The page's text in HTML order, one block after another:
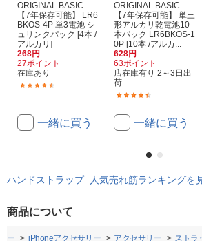
ORIGINAL BASIC
【7年保存可能】 LR6
BKOS-4P 単3電池 シ
ュリンクパック [4本 /
アルカリ]
268円
27ポイント
在庫あり
一緒に買う
ORIGINAL BASIC
【7年保存可能】 単三
形アルカリ乾電池10
本パック LR6BKOS-1
0P [10本 /アルカ...
628円
63ポイント
店在庫有り 2～3日出
荷
一緒に買う
ハンドストラップ 人気売れ筋ランキングを
商品について
ー iPhoneアクセサリー アクセサリー ストラ